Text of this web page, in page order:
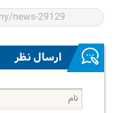
ارسال نظر